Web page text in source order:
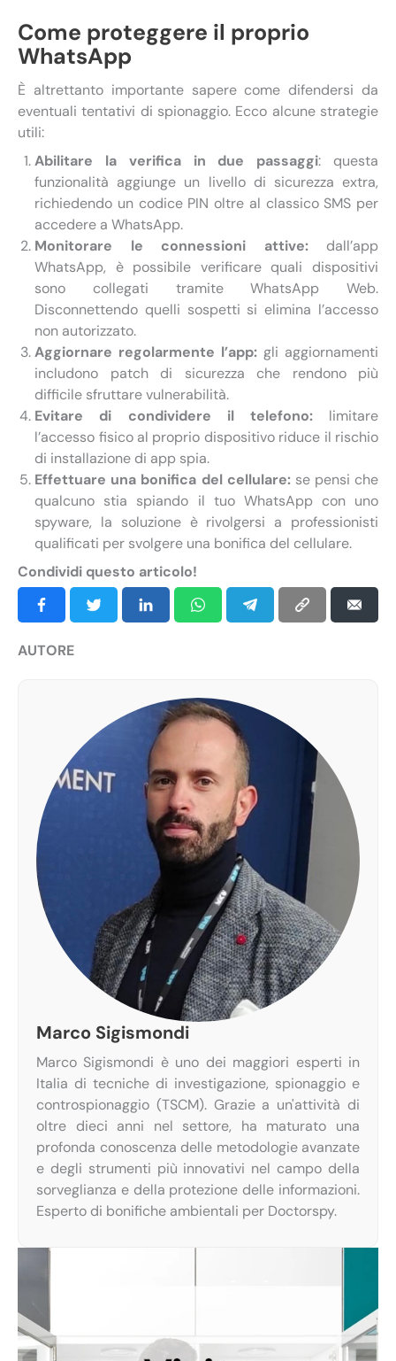
Come proteggere il proprio
WhatsApp
È altrettanto importante sapere come difendersi da
eventuali tentativi di spionaggio. Ecco alcune strategie
utili:
Abilitare la verifica in due passaggi: questa
funzionalità aggiunge un livello di sicurezza extra,
richiedendo un codice PIN oltre al classico SMS per
accedere a WhatsApp.
Monitorare le connessioni attive: dall’app
WhatsApp, è possibile verificare quali dispositivi
sono collegati tramite WhatsApp Web.
Disconnettendo quelli sospetti si elimina l’accesso
non autorizzato.
Aggiornare regolarmente l’app: gli aggiornamenti
includono patch di sicurezza che rendono più
difficile sfruttare vulnerabilità.
Evitare di condividere il telefono: limitare
l’accesso fisico al proprio dispositivo riduce il rischio
di installazione di app spia.
Effettuare una bonifica del cellulare: se pensi che
qualcuno stia spiando il tuo WhatsApp con uno
spyware, la soluzione è rivolgersi a professionisti
qualificati per svolgere una bonifica del cellulare.
Condividi questo articolo!
AUTORE
Marco Sigismondi
Marco Sigismondi è uno dei maggiori esperti in
Italia di tecniche di investigazione, spionaggio e
controspionaggio (TSCM). Grazie a un'attività di
oltre dieci anni nel settore, ha maturato una
profonda conoscenza delle metodologie avanzate
e degli strumenti più innovativi nel campo della
sorveglianza e della protezione delle informazioni.
Esperto di bonifiche ambientali per Doctorspy.